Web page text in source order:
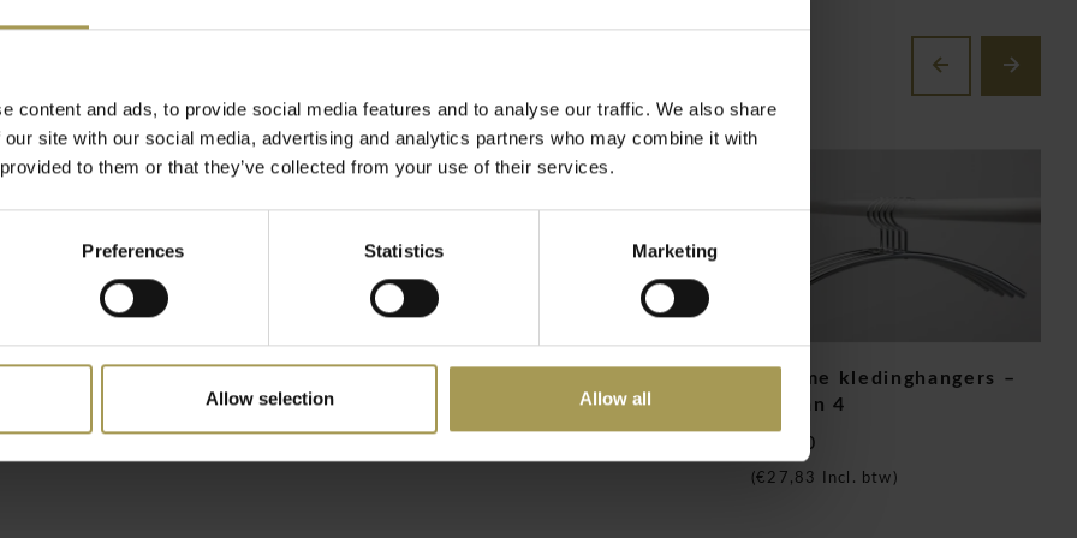
content and ads, to provide social media features and to analyse our traffic. We also share
site with our social media, advertising and analytics partners who may combine it with
to them or that they’ve collected from your use of their services.
Preferences Statistics Marketing
Allow selection Allow all
modulaire karakter
met andere
oplossing voor het
kledinghangers of
Chrome kledinghangers –
set van 4
€23,00
(€27,83 Incl. btw)